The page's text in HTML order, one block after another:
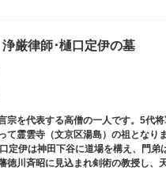
浄厳律師･樋口定伊の墓
宗を代表する高僧の一人です。5代
て霊雲寺（文京区湯島）の祖となり
定伊は神田下谷に道場を構え、門弟
徳川斉昭に見込まれ剣術の教授し、